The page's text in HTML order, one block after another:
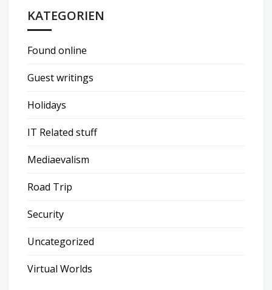
KATEGORIEN
Found online
Guest writings
Holidays
IT Related stuff
Mediaevalism
Road Trip
Security
Uncategorized
Virtual Worlds